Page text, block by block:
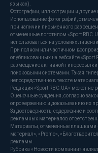
языках).
Фотографии, иллюстрации и другие
Использование фотографий,
при наличии письменного
отмеченные логотипом «Sport
использоваться на условиях
При полном или частичном
опубликованных на вебсайте
размещение активной
поисковыми системами. Такая
непосредственно в тексте
Редакция «Sport RBC.UA» может не
Оценочные суждения, согласно
опровержению и доказыванию их
За достоверность, содержание и
рекламных материалов
Материалы, отмеченные плашками
материал», «Promo»,
рекламы.
Рубрика «Новости компании»